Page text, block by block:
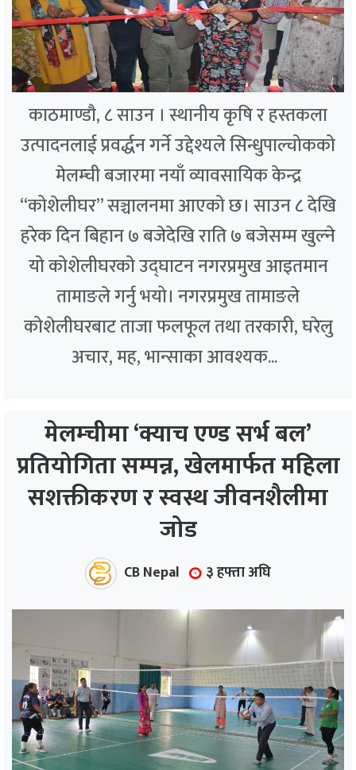
काठमाण्डौ, ८ साउन । स्थानीय कृषि र हस्तकला
उत्पादनलाई प्रवर्द्धन गर्ने उद्देश्यले सिन्धुपाल्चोकको
मेलम्ची बजारमा नयाँ व्यावसायिक केन्द्र
“कोशेलीघर” सञ्चालनमा आएको छ। साउन ८ देखि
हरेक दिन बिहान ७ बजेदेखि राति ७ बजेसम्म खुल्ने
यो कोशेलीघरको उद्घाटन नगरप्रमुख आइतमान
तामाङले गर्नु भयो। नगरप्रमुख तामाङले
कोशेलीघरबाट ताजा फलफूल तथा तरकारी, घरेलु
अचार, मह, भान्साका आवश्यक...
मेलम्चीमा ‘क्याच एण्ड सर्भ बल’
प्रतियोगिता सम्पन्न, खेलमार्फत महिला
सशक्तीकरण र स्वस्थ जीवनशैलीमा
जोड
CB Nepal ३ हफ्ता अघि